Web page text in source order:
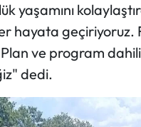
yaşamını
hayata
ve program
dedi.